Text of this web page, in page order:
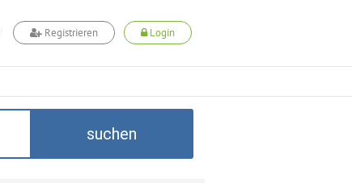
Registrieren Login
suchen